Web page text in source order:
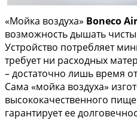
«Мойка воздуха» Boneco
возможность дышать
Устройство потребляет
требует ни расходных
– достаточно лишь время
Сама «мойка воздуха»
высококачественного
гарантирует ее